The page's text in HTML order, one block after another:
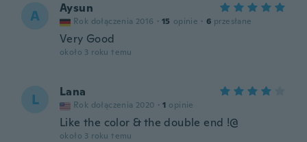
A Aysun
Rok dołączenia 2016 · 15 opinie · 6 przesłane
Very Good
około 3 roku temu
L Lana
Rok dołączenia 2020 · 1 opinie
Like the color & the double end !@
około 3 roku temu